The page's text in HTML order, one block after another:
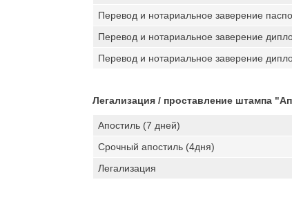
Перевод и нотариальное заверение
Перевод и нотариальное заверение
Перевод и нотариальное заверение
Легализация / проставление штампа
Апостиль (7 дней)
Срочный апостиль (4дня)
Легализация